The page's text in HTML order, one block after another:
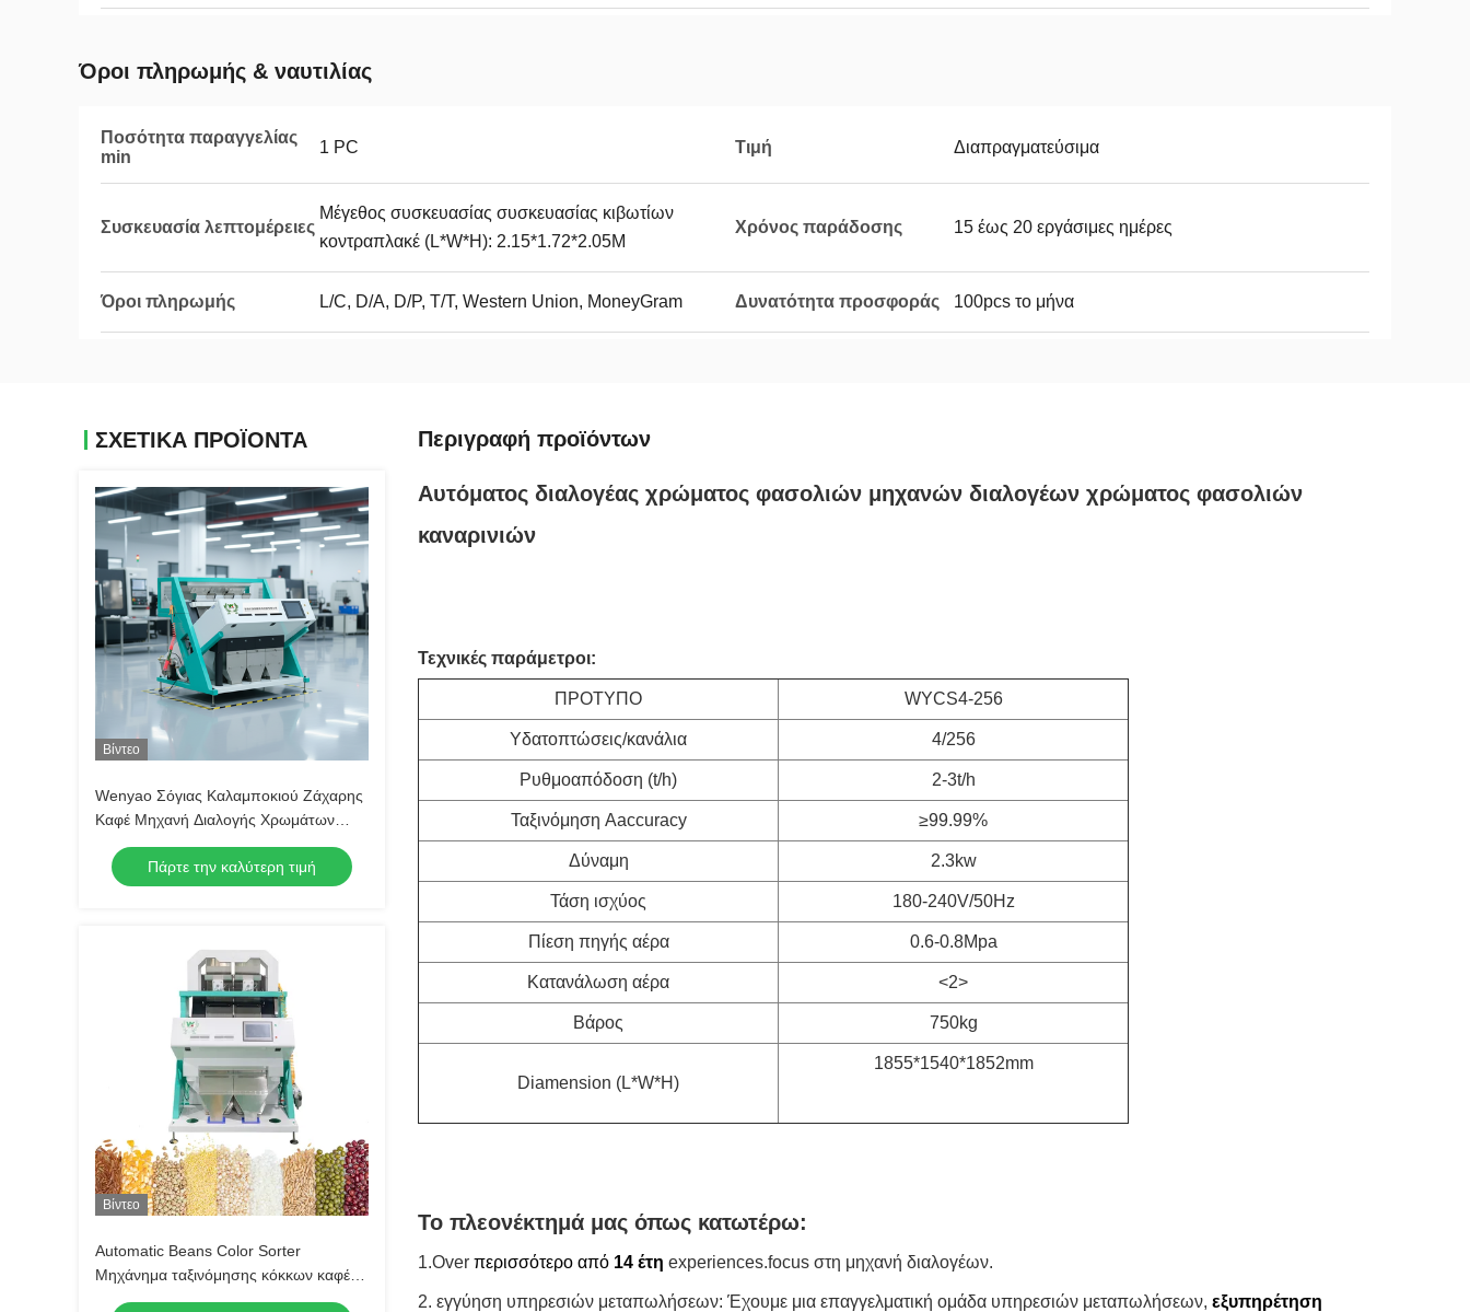
Όροι πληρωμής & ναυτιλίας
Ποσότητα παραγγελίας
min
1 PC Τιμή Διαπραγματεύσιμα
Συσκευασία λεπτομέρειες
Μέγεθος συσκευασίας συσκευασίας κιβωτίων
κοντραπλακέ (L*W*H): 2.15*1.72*2.05M
Χρόνος παράδοσης 15 έως 20 εργάσιμες ημέρες
Όροι πληρωμής L/C, D/A, D/P, T/T, Western Union, MoneyGram Δυνατότητα προσφοράς 100pcs το μήνα
ΣΧΕΤΙΚΑ ΠΡΟΪΟΝΤΑ
Βίντεο
Wenyao Σόγιας Καλαμποκιού Ζάχαρης
Καφέ Μηχανή Διαλογής Χρωμάτων
Νέος Σχεδιασμός Πλήρως Αυτόματη
Μηχανή Διαλογής Χρωμάτων
Πάρτε την καλύτερη τιμή
Βίντεο
Automatic Beans Color Sorter
Μηχάνημα ταξινόμησης κόκκων καφέ
Πολυλειτουργικός διαχωριστής για
Περιγραφή προϊόντων
Αυτόματος διαλογέας χρώματος φασολιών μηχανών διαλογέων χρώματος φασολιών
καναρινιών
Τεχνικές παράμετροι:
ΠΡΟΤΥΠΟ WYCS4-256
Υδατοπτώσεις/κανάλια 4/256
Ρυθμοαπόδοση (t/h) 2-3t/h
Ταξινόμηση Aaccuracy ≥99.99%
Δύναμη 2.3kw
Τάση ισχύος 180-240V/50Hz
Πίεση πηγής αέρα 0.6-0.8Mpa
Κατανάλωση αέρα <2>
Βάρος 750kg
Diamension (L*W*H)
1855*1540*1852mm
Το πλεονέκτημά μας όπως κατωτέρω:
1.Over περισσότερο από 14 έτη experiences.focus στη μηχανή διαλογέων.
2. εγγύηση υπηρεσιών μεταπωλήσεων: Έχουμε μια επαγγελματική ομάδα υπηρεσιών μεταπωλήσεων, εξυπηρέτηση